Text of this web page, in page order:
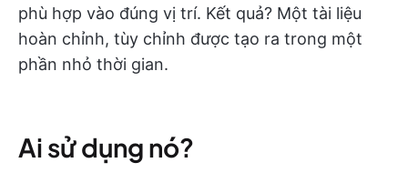
phù hợp vào đúng vị trí. Kết quả? Một tài liệu
hoàn chỉnh, tùy chỉnh được tạo ra trong một
phần nhỏ thời gian.
Ai sử dụng nó?